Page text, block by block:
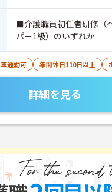
■介護職員初任者研修（
パー1級）のいずれか
車通勤可 年間休日110日以上
詳細を見る